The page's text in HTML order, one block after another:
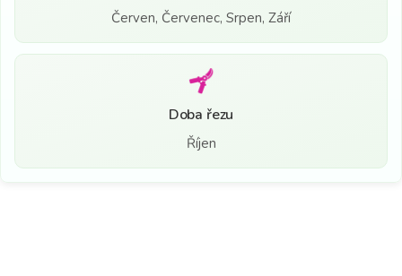
Červen, Červenec, Srpen, Září
Doba řezu
Říjen